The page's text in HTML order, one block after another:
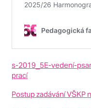
s-2019_5E-vedení-
prací
Postup zadávání VŠKP